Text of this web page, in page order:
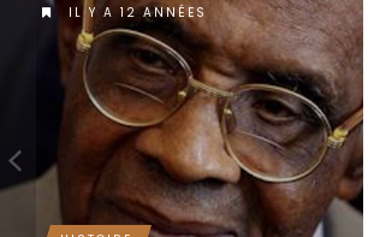
IL Y A 12 ANNÉES